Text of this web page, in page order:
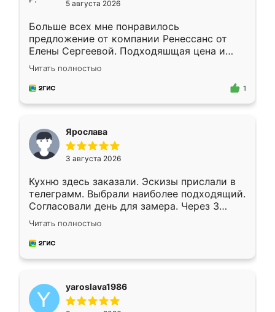
5 августа 2026
Больше всех мне понравилось
предложение от компании Ренессанс от
Елены Сергеевой. Подходяшщая цена и
короткие сроки изготовления. Приехавший
для замера сотрудник Владислав
предложил по моему эскизу самый
Читать полностью
1
Ярослава
3 августа 2026
Кухню здесь заказали. Эскизы прислали в
телеграмм. Выбрали наиболее подходящий.
Согласовали день для замера. Через 3
недели кухня была уже готова. Остались
довольны работой. Спасибо Ренессанс
мебель за качественную работу!
Читать полностью
yaroslava1986